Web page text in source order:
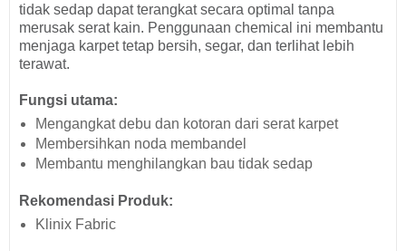
tidak sedap dapat terangkat secara optimal tanpa
merusak serat kain. Penggunaan chemical ini membantu
menjaga karpet tetap bersih, segar, dan terlihat lebih
terawat.
Fungsi utama:
Mengangkat debu dan kotoran dari serat karpet
Membersihkan noda membandel
Membantu menghilangkan bau tidak sedap
Rekomendasi Produk:
Klinix Fabric